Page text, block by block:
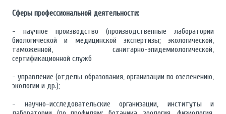
Сферы профессиональной деятельности:
- научное производство (производственные лаборатории
биологической и медицинской экспертизы; экологической,
таможенной, санитарно-эпидемиологической,
сертификационной служб
- управление (отделы образования, организации по озеленению,
экологии и др.);
- научно-исследовательские организации, институты и